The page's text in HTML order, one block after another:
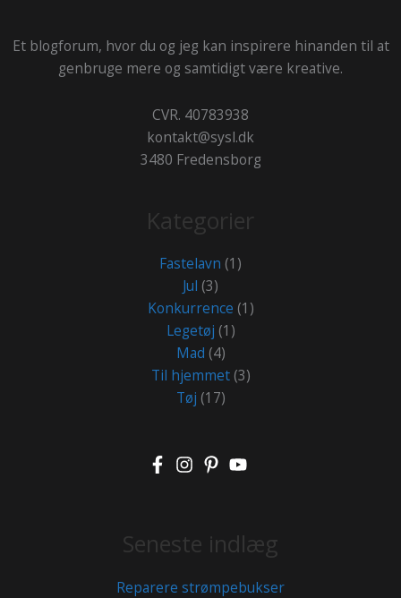
Et blogforum, hvor du og jeg kan inspirere hinanden til at
genbruge mere og samtidigt være kreative.
CVR. 40783938
kontakt@sysl.dk
3480 Fredensborg
Kategorier
Fastelavn (1)
Jul (3)
Konkurrence (1)
Legetøj (1)
Mad (4)
Til hjemmet(3)
Tøj (17)
Seneste indlæg
Reparere strømpebukser